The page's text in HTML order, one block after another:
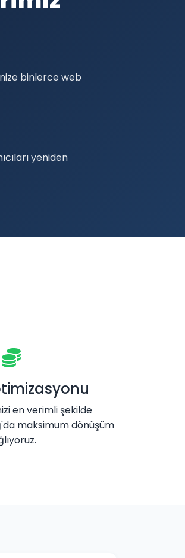
binlerce web
yeniden
en verimli şekilde
maksimum dönüşüm